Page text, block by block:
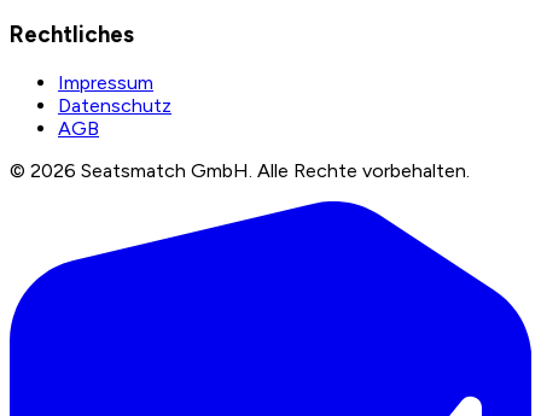
Rechtliches
Impressum
Datenschutz
AGB
© 2026 Seatsmatch GmbH. Alle Rechte vorbehalten.